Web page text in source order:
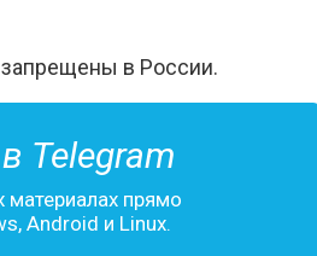
в России.
в Telegram
материалах прямо
Android и Linux.